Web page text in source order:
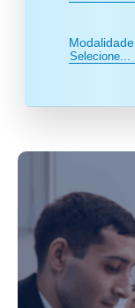
Modalidade